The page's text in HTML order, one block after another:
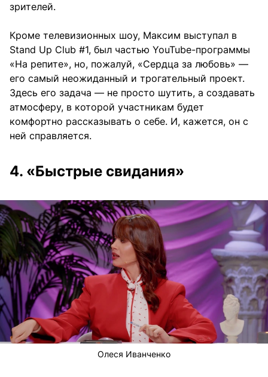
зрителей.
Кроме телевизионных шоу, Максим выступал в
Stand Up Club #1, был частью YouTube-программы
«На репите», но, пожалуй, «Сердца за любовь» —
его самый неожиданный и трогательный проект.
Здесь его задача — не просто шутить, а создавать
атмосферу, в которой участникам будет
комфортно рассказывать о себе. И, кажется, он с
ней справляется.
4. «Быстрые свидания»
Олеся Иванченко